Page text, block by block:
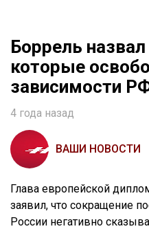
Боррель
которые
зависимости
4 года назад
ВАШИ НОВОСТИ
Глава европейской
заявил, что сокращение
России негативно